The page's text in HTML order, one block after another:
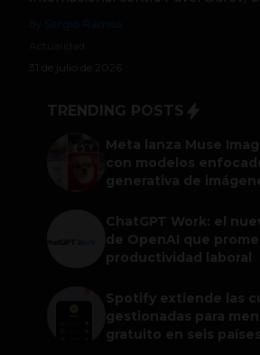
31 de julio de 2026
TRENDING POSTS
Meta lanza Muse
con modelos
generativa de
ChatGPT Work: el
de OpenAI que
productividad laboral
Spotify extiende las
gestionadas para
gratuito en seis países